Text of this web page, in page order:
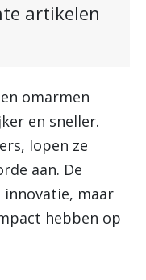
artikelen
omarmen
en sneller.
lopen ze
aan. De
innovatie, maar
hebben op